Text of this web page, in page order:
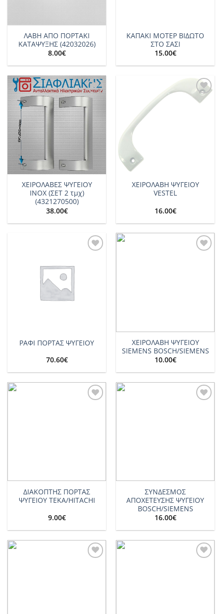
ΛΑΒΗ ΑΠΟ ΠΟΡΤΑΚΙ
ΚΑΤΑΨΥΞΗΣ (42032026)
8.00€
ΚΑΠΑΚΙ ΜΟΤΕΡ ΒΙΔΩΤΟ
ΣΤΟ ΣΑΣΙ
15.00€
Add to
wishlist
ΧΕΙΡΟΛΑΒΕΣ ΨΥΓΕΙΟΥ
ΙΝΟΧ (ΣΕΤ 2 τμχ)
(4321270500)
38.00€
Add to
ΧΕΙΡΟΛΑΒΗ ΨΥΓΕΙΟΥ
VESTEL
16.00€
ΡΑΦΙ ΠΟΡΤΑΣ ΨΥΓΕΙΟΥ
70.60€
ΧΕΙΡΟΛΑΒΗ ΨΥΓΕΙΟY
SIEMENS BOSCH/SIEMENS
10.00€
ΔΙΑΚΟΠΤΗΣ ΠΟΡΤΑΣ
ΨΥΓΕΙΟΥ TEKA/HITACHI
9.00€
ΣΥΝΔΕΣΜΟΣ
ΑΠΟΧΕΤΕΥΣΗΣ ΨΥΓΕΙΟΥ
BOSCH/SIEMENS
16.00€